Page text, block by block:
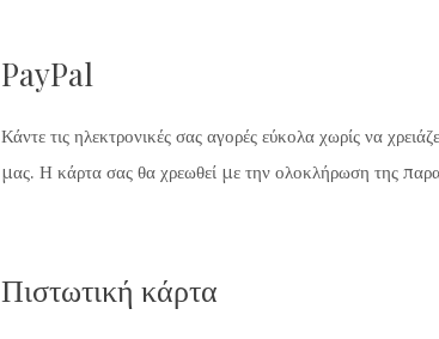
PayPal
Κάντε τις ηλεκτρονικές σας αγορές εύκολα χωρίς να
μας. Η κάρτα σας θα χρεωθεί με την ολοκλήρωση της
Πιστωτική κάρτα